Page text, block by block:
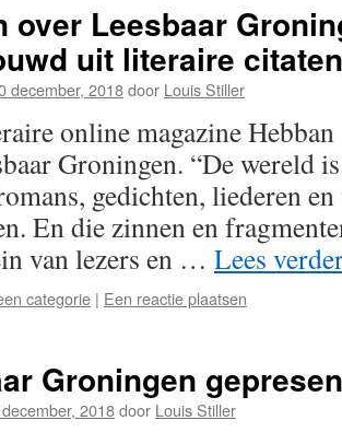
over Leesbaar
uit literaire
december, 2018door Louis Stiller
online magazine
Groningen. “De wereld
gedichten, liederen
En die zinnen en
van lezers en … Lees
categorie | Een reactie plaatsen
Groningen
2018door Louis Stiller